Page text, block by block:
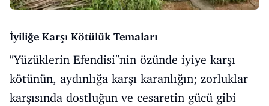
İyiliğe Karşı Kötülük Temaları
"Yüzüklerin Efendisi"nin özünde iyiye karşı
kötünün, aydınlığa karşı karanlığın; zorluklar
karşısında dostluğun ve cesaretin gücü gibi